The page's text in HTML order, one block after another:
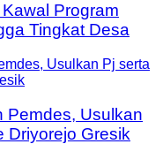
Program
Tingkat Desa
Pemdes, Usulkan
Driyorejo Gresik